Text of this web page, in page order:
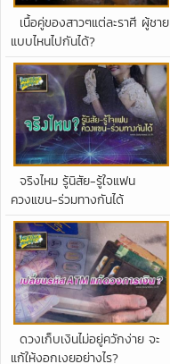
เนื้อคู่ของสาวๆแต่ละราศี ผู้ชาย
แบบไหนไปกันได้?
จริงไหม รู้นิสัย-รู้ใจแฟน
ควงแขน-ร่วมทางกันได้
ดวงเก็บเงินไม่อยู่ควักง่าย จะ
แก้ให้งอกเงยอย่างไร?